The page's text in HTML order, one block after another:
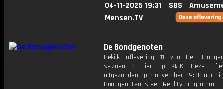
04-11-2025 19:31 SBS
Mensen.TV
De Bondgenoten
Bekijk aflevering 11 van De
seizoen 3 hier op KIJK. Deze
uitgezonden op 3 november, 19:30 uur bij
Bondgenoten is een Reality programma